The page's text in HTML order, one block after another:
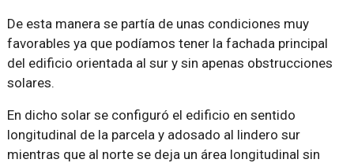
De esta manera se partía de unas condiciones muy
favorables ya que podíamos tener la fachada principal
del edificio orientada al sur y sin apenas obstrucciones
solares.
En dicho solar se configuró el edificio en sentido
longitudinal de la parcela y adosado al lindero sur
mientras que al norte se deja un área longitudinal sin